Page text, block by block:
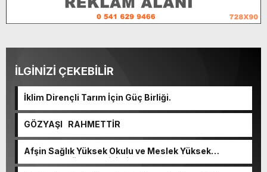
İLGİNİZİ ÇEKEBİLİR
İklim Dirençli Tarım İçin Güç Birliği.
GÖZYAŞI RAHMETTİR
Afşin Sağlık Yüksek Okulu ve Meslek Yüksek
Okulunda görev değişimi!